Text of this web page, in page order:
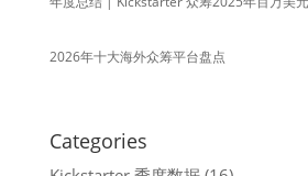
2026年十大海外众筹平台盘点
Categories